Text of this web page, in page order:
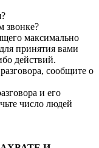
звонке?
максимально
принятия вами
действий.
сообщите о
и его
число людей